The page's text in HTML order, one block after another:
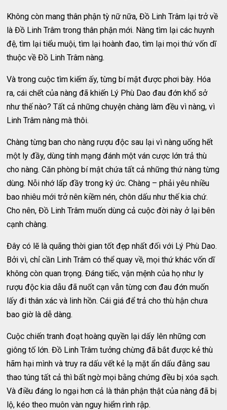
Không còn mang thân phận tỳ nữ nữa, Đồ Linh Trâm lại trở về
là Đồ Linh Trâm trong thân phận mới. Nàng tìm lại các huynh
đệ, tìm lại tiểu muội, tìm lại hoành đao, tìm lại mọi thứ vốn dĩ
thuộc về Đồ Linh Trâm nàng.
Và trong cuộc tìm kiếm ấy, từng bí mật được phơi bày. Hóa
ra, cái chết của nàng đã khiến Lý Phù Dao đau đớn khổ sở
như thế nào? Tất cả những chuyện chàng làm đều vì nàng, vì
Linh Trâm nàng mà thôi.
Chàng từng ban cho nàng rượu độc sau lại vì nàng uống hết
một ly đầy, dùng tính mạng đánh một ván cược lớn trả thù
cho nàng. Căn phòng bí mật chứa tất cả những thứ nàng từng
dùng. Nỗi nhớ lấp đầy trong ký ức. Chàng – phải yêu nhiều
bao nhiêu mới trở nên kiềm nén, chôn dấu như thế kia chứ.
Cho nên, Đồ Linh Trâm muốn dùng cả cuộc đời này ở lại bên
cạnh chàng.
Đây có lẽ là quãng thời gian tốt đẹp nhất đối với Lý Phù Dao.
Bởi vì, chỉ cần Linh Trâm có thể quay về, mọi thứ khác vốn dĩ
không còn quan trọng. Đáng tiếc, vận mệnh của họ như ly
rượu độc kia dẫu đã nuốt cạn vẫn từng cơn đau đớn muốn
lấy đi thân xác và linh hồn. Cái giá để trả cho thù hận chưa
bao giờ là dễ dàng.
Cuộc chiến tranh đoạt hoàng quyền lại dấy lên những cơn
giông tố lớn. Đồ Linh Trâm tưởng chừng đã bắt được kẻ thù
hãm hại mình và truy ra dấu vết kẻ lạ mặt ẩn dấu đằng sau
thao túng tất cả thì bất ngờ mọi bằng chứng đều bị xóa sạch.
Và điều đáng lo ngại hơn cả là thân phận thật của nàng đã bị
lộ, kéo theo muôn vàn nguy hiểm rình rập.